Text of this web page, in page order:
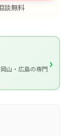
談無料
山・広島の専門 ›